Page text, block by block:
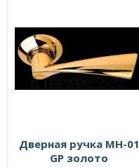
Дверная ручка MH-01
GP золото